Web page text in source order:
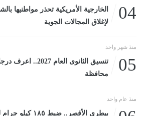
04
الخارجية الأمريكية تحذر مواطنيها
لإغلاق المجالات الجوية
منذ شهر واحد
05
محافظة
منذ عام واحد
بيطرى الأقصر..